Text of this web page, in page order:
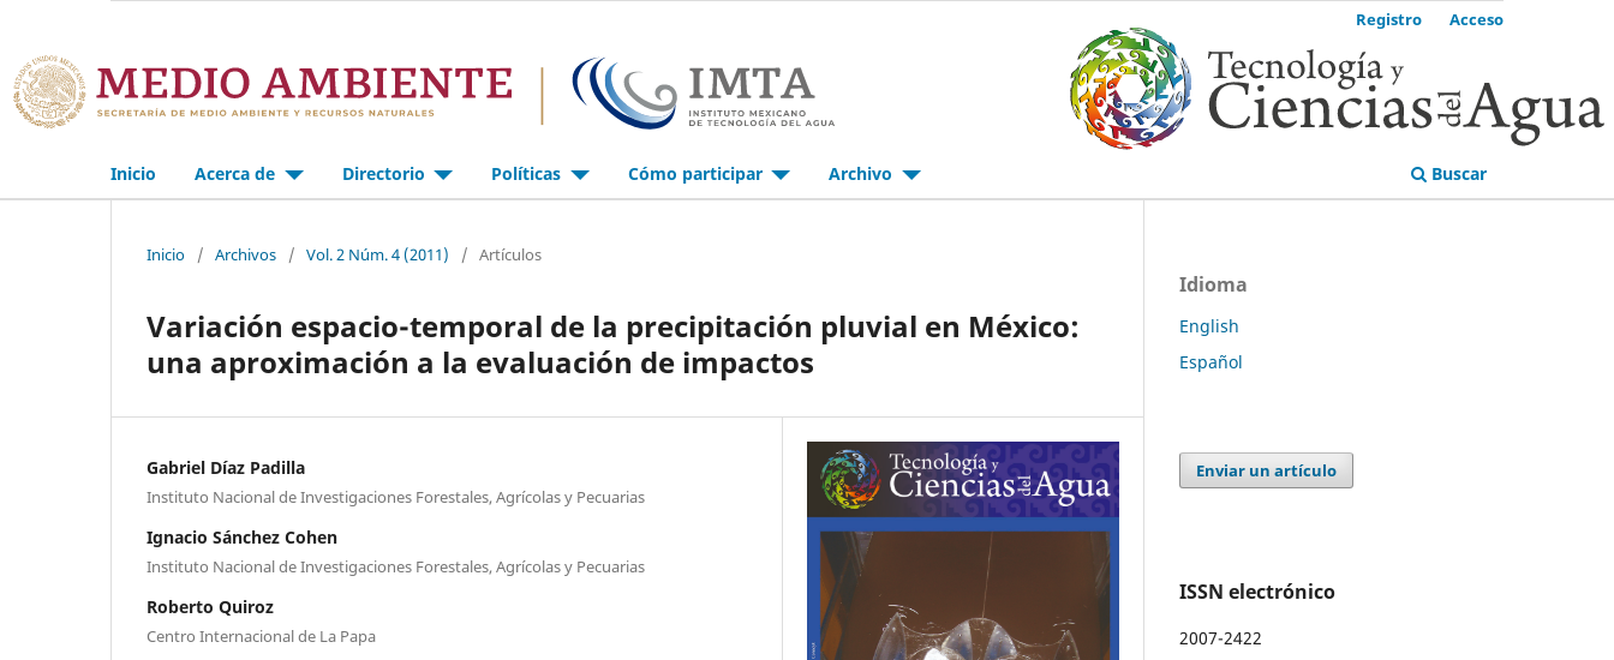
Inicio Acerca de Directorio Políticas Cómo participar Archivo Buscar
Registro Acceso
Inicio / Archivos / Vol. 2 Núm. 4 (2011) / Artículos
Variación espacio-temporal de la precipitación pluvial en México:
una aproximación a la evaluación de impactos
Gabriel Díaz Padilla
Instituto Nacional de Investigaciones Forestales, Agrícolas y Pecuarias
Ignacio Sánchez Cohen
Instituto Nacional de Investigaciones Forestales, Agrícolas y Pecuarias
Roberto Quiroz
Centro Internacional de La Papa
Idioma
English
Español
Enviar un artículo
ISSN electrónico
2007-2422